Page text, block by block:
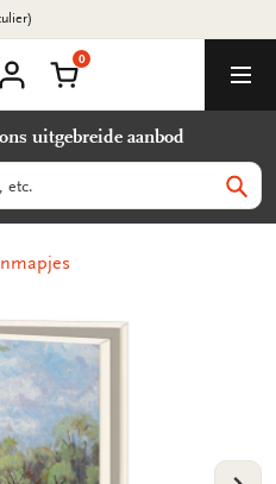
account
Winkelmand
0
uitgebreide aanbod